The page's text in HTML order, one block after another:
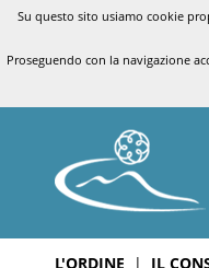
Su questo sito usiamo cookie
Proseguendo con la navigazione
L'ORDINE | IL